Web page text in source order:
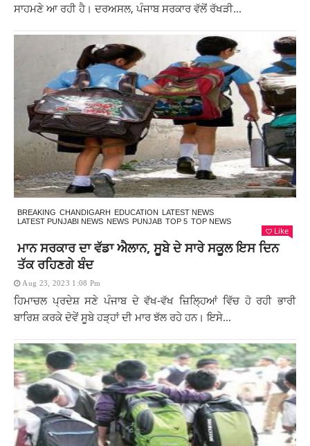
ਸਾਹਮਣੇ ਆ ਰਹੀ ਹੈ। ਦਰਅਸਲ, ਪੰਜਾਬ ਸਰਕਾਰ ਵੱਲੋਂ ਰੱਖੜੀ...
BREAKING CHANDIGARH EDUCATION LATEST NEWS
LATEST PUNJABI NEWS NEWS PUNJAB TOP 5 TOP NEWS
Like
ਮਾਨ ਸਰਕਾਰ ਦਾ ਵੱਡਾ ਐਲਾਨ, ਸੂਬੇ ਦੇ ਸਾਰੇ ਸਕੂਲ ਇਸ ਦਿਨ
ਤੱਕ ਰਹਿਣਗੇ ਬੰਦ
Aug 23, 2023 1:08 Pm
ਹਿਮਾਚਲ ਪ੍ਰਦੇਸ਼ ਸਣੇ ਪੰਜਾਬ ਦੇ ਵੱਖ-ਵੱਖ ਜ਼ਿਲ੍ਹਿਆਂ ਵਿੱਚ ਹੋ ਰਹੀ ਭਾਰੀ
ਬਾਰਿਸ਼ ਕਰਕੇ ਦੋਵੇਂ ਸੂਬੇ ਹੜ੍ਹਾਂ ਦੀ ਮਾਰ ਝੱਲ ਰਹੇ ਹਨ। ਇਸੇ...